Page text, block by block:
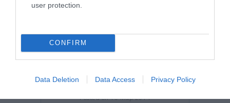
user protection.
CONFIRM
Data Deletion Data Access Privacy Policy
Posted on 10 Μαρ 2014